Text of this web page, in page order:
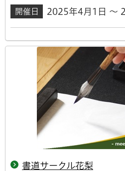
開催日 2025年4月1日 ～
書道サークル花梨